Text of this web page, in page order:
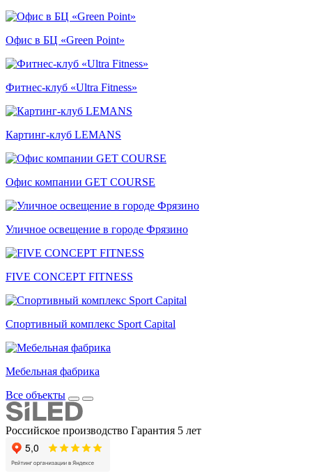
Офис в БЦ «Green Point»
Фитнес-клуб «Ultra Fitness»
Картинг-клуб LEMANS
Офис компании GET COURSE
Уличное освещение в городе Фрязино
FIVE CONCEPT FITNESS
Спортивный комплекс Sport Capital
Мебельная фабрика
Все объекты
Российское производство Гарантия 5 лет